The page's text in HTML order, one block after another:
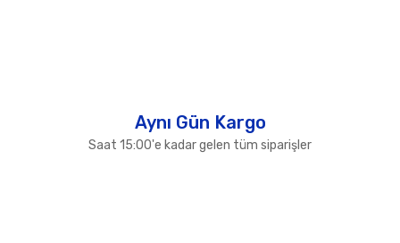
Aynı Gün Kargo
Saat 15:00'e kadar gelen tüm siparişler